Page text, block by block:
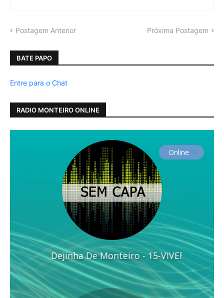
Postagem Anterior Próxima Postagem
BATE PAPO
Entre para o Chat
RADIO MONTEIRO ONLINE